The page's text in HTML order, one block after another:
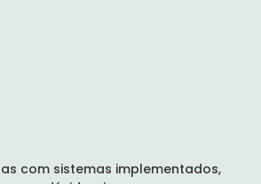
com sistemas implementados,